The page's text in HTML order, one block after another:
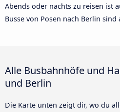
Abends oder nachts zu reisen ist
Busse von Posen nach Berlin sind
Alle Busbahnhöfe und
und Berlin
Die Karte unten zeigt dir, wo du